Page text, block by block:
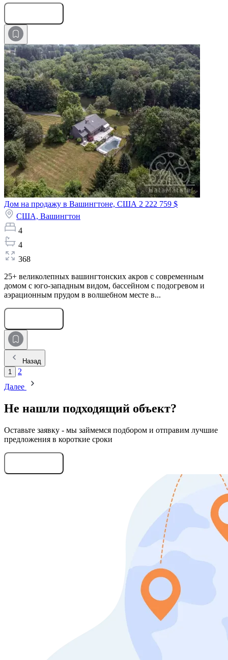
Дом на продажу в Вашингтоне, США 2 222 759 $
США, Вашингтон
4
4
368
25+ великолепных вашингтонских акров с современным
домом с юго-западным видом, бассейном с подогревом и
аэрационным прудом в волшебном месте в...
Назад
1
2
Далее
Не нашли подходящий объект?
Оставьте заявку - мы займемся подбором и отправим лучшие
предложения в короткие сроки